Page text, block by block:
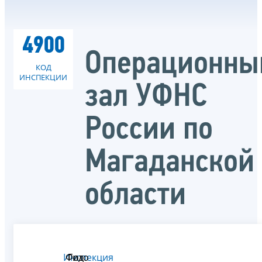
4900
КОД
ИНСПЕКЦИИ
зал УФНС
России по
Магаданской
области
Инспекция
Фото
Гид